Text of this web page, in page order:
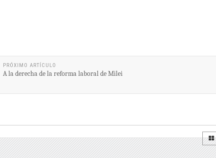
PRÓXIMO ARTÍCULO
A la derecha de la reforma laboral de Milei